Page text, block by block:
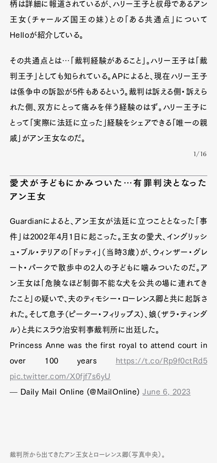
柄は詳細に報道されているが、ハリー王子と叔母であるアン
王女（チャールズ国王の妹）との「ある共通点」について
Helloが紹介している。
その共通点とは…「裁判経験があること」。ハリー王子は「裁
判王子」としても知られている。APによると、現在ハリー王子
は係争中の訴訟が5件もあるという。裁判は訴える側・訴えら
れた側、双方にとって痛みを伴う経験のはず。ハリー王子に
とって「実際に法廷に立った」経験をシェアできる「唯一の親
戚」がアン王女なのだ。
1/16
愛犬が子どもにかみついた…有罪判決となった
アン王女
Guardianによると、アン王女が法廷に立つこととなった「事
件」は2002年4月1日に起こった。王女の愛犬、イングリッシ
ュ・ブル・テリアの「ドッティ」（当時3歳）が、ウィンザー・グレ
ート・パークで散歩中の2人の子どもに噛みついたのだ。ア
ン王女は「危険なほど制御不能な犬を公共の場に連れてき
たこと」の疑いで、夫のティモシー・ローレンス卿と共に起訴さ
れた。そして息子（ピーター・フィリップス）、娘（ザラ・ティンダ
ル）と共にスラウ治安判事裁判所に出廷した。
Princess Anne was the first royal to attend court in
over 100 years
https://t.co/Rp9f0ctRd5
pic.twitter.com/X0fjf7s6yU
— Daily Mail Online (@MailOnline)June 6, 2023
裁判所から出てきたアン王女とローレンス卿（写真中央）。